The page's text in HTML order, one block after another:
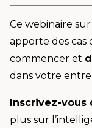
Ce webinaire
apporte des cas
commencer et
dans votre
Inscrivez-vous
plus sur